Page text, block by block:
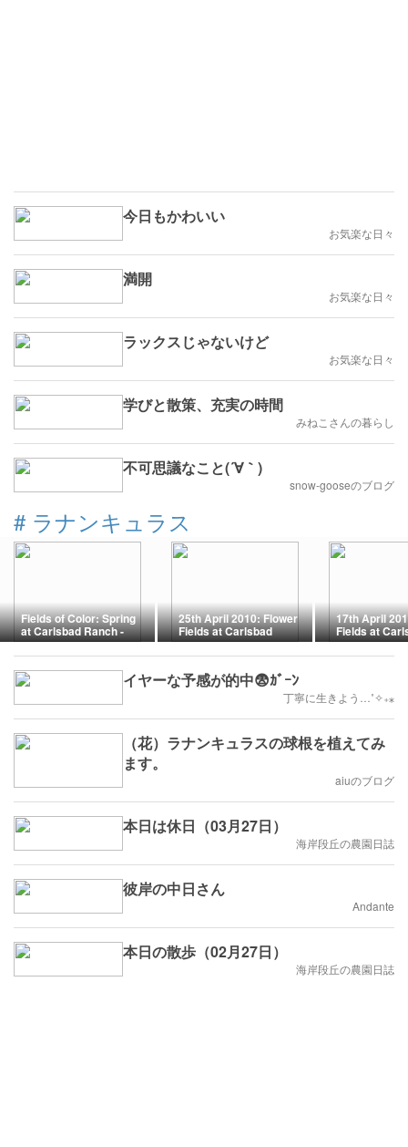
今日もかわいい
お気楽な日々
満開
お気楽な日々
ラックスじゃないけど
お気楽な日々
学びと散策、充実の時間
みねこさんの暮らし
不可思議なこと(´∀｀)
snow-gooseのブログ
# ラナンキュラス
Fields of Color: Spring
at Carlsbad Ranch -
17th April 2011
25th April 2010: Flower
Fields at Carlsbad
Ranch in CA
17th April
Fields at
Ranch (Part
イヤーな予感が的中😨ｶﾞｰﾝ
丁寧に生きよう…˚✧₊⁎
（花）ラナンキュラスの球根を植えてみ
ます。
aiuのブログ
本日は休日（03月27日）
海岸段丘の農園日誌
彼岸の中日さん
Andante
本日の散歩（02月27日）
海岸段丘の農園日誌